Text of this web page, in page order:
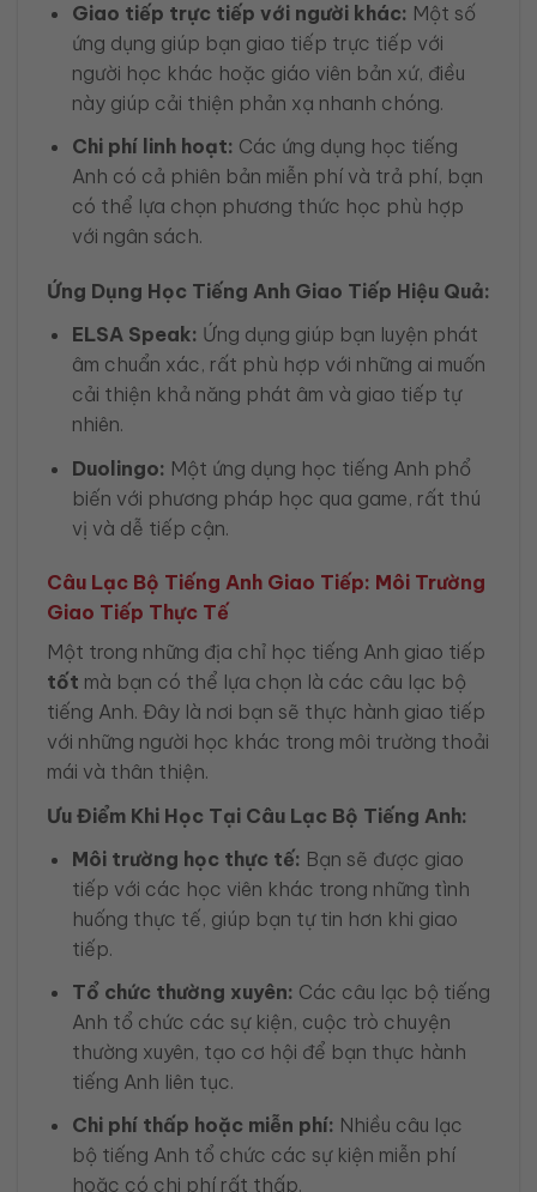
Giao tiếp trực tiếp với người khác: Một số
ứng dụng giúp bạn giao tiếp trực tiếp với
người học khác hoặc giáo viên bản xứ, điều
này giúp cải thiện phản xạ nhanh chóng.
Chi phí linh hoạt: Các ứng dụng học tiếng
Anh có cả phiên bản miễn phí và trả phí, bạn
có thể lựa chọn phương thức học phù hợp
với ngân sách.
Ứng Dụng Học Tiếng Anh Giao Tiếp Hiệu Quả:
ELSA Speak: Ứng dụng giúp bạn luyện phát
âm chuẩn xác, rất phù hợp với những ai muốn
cải thiện khả năng phát âm và giao tiếp tự
nhiên.
Duolingo: Một ứng dụng học tiếng Anh phổ
biến với phương pháp học qua game, rất thú
vị và dễ tiếp cận.
Câu Lạc Bộ Tiếng Anh Giao Tiếp: Môi Trường
Giao Tiếp Thực Tế
Một trong những địa chỉ học tiếng Anh giao tiếp
tốt mà bạn có thể lựa chọn là các câu lạc bộ
tiếng Anh. Đây là nơi bạn sẽ thực hành giao tiếp
với những người học khác trong môi trường thoải
mái và thân thiện.
Ưu Điểm Khi Học Tại Câu Lạc Bộ Tiếng Anh:
Môi trường học thực tế: Bạn sẽ được giao
tiếp với các học viên khác trong những tình
huống thực tế, giúp bạn tự tin hơn khi giao
tiếp.
Tổ chức thường xuyên: Các câu lạc bộ tiếng
Anh tổ chức các sự kiện, cuộc trò chuyện
thường xuyên, tạo cơ hội để bạn thực hành
tiếng Anh liên tục.
Chi phí thấp hoặc miễn phí: Nhiều câu lạc
bộ tiếng Anh tổ chức các sự kiện miễn phí
hoặc có chi phí rất thấp.